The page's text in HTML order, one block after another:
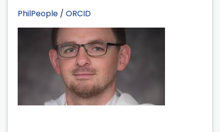
PhilPeople / ORCID